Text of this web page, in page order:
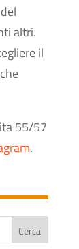
altri.
il
55/57
.